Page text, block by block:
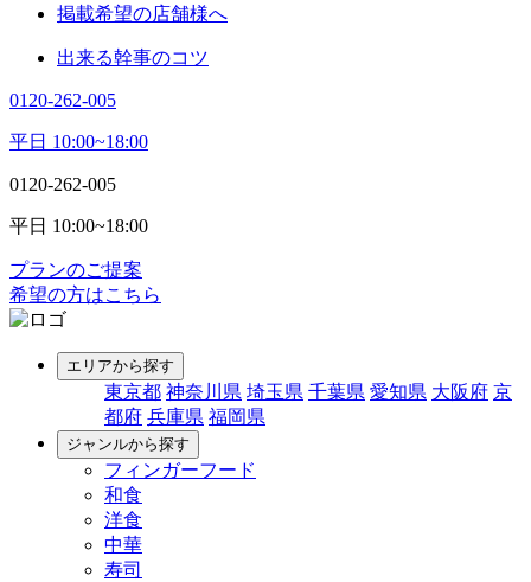
掲載希望の店舗様へ
出来る幹事のコツ
0120-262-005
平日 10:00~18:00
0120-262-005
平日 10:00~18:00
プランのご提案
希望の方はこちら
エリアから探す
東京都 神奈川県 埼玉県 千葉県 愛知県 大阪府 京
都府 兵庫県 福岡県
ジャンルから探す
フィンガーフード
和食
洋食
中華
寿司